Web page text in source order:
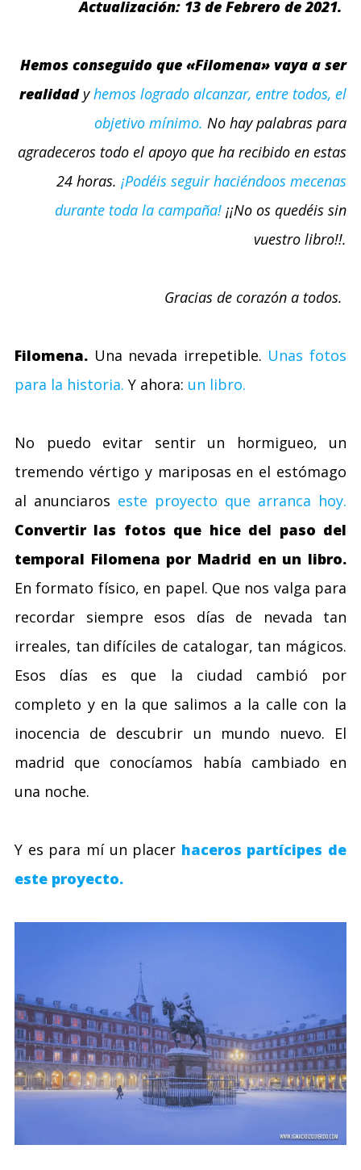
Actualización: 13 de Febrero de 2021.
Hemos conseguido que «Filomena» vaya a ser
realidadyhemos logrado alcanzar, entre todos, el
objetivo mínimo. No hay palabras para
agradeceros todo el apoyo que ha recibido en estas
24 horas. ¡Podéis seguir haciéndoos mecenas
durante toda la campaña! ¡¡No os quedéis sin
vuestro libro!!.
Gracias de corazón a todos.
Filomena. Una nevada irrepetible. Unas fotos
para la historia. Y ahora: un libro.
No puedo evitar sentir un hormigueo, un
tremendo vértigo y mariposas en el estómago
al anunciaros este proyecto que arranca hoy.
Convertir las fotos que hice del paso del
temporal Filomena por Madrid en un libro.
En formato físico, en papel. Que nos valga para
recordar siempre esos días de nevada tan
irreales, tan difíciles de catalogar, tan mágicos.
Esos días es que la ciudad cambió por
completo y en la que salimos a la calle con la
inocencia de descubrir un mundo nuevo. El
madrid que conocíamos había cambiado en
una noche.
Y es para mí un placer haceros partícipes de
este proyecto.